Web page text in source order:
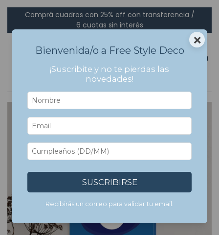
Comprá cuadros con 25% off con transferencia /
6 cuotas sin interés
×
Bienvenida/o a Free Style Deco
¡Suscribite y no te pierdas las
novedades!
SUSCRIBIRSE
Recibirás un correo para validar tu email.